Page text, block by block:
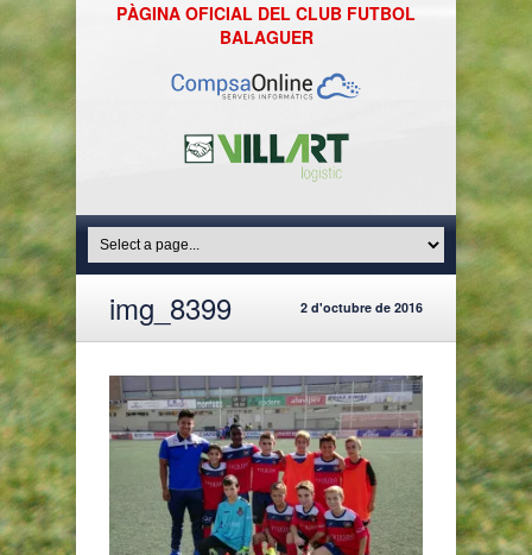
PÀGINA OFICIAL DEL CLUB FUTBOL
BALAGUER
img_8399 2 d'octubre de 2016